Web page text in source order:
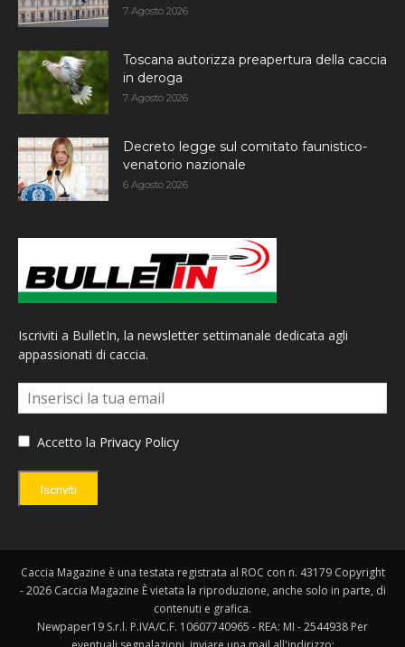
7 Agosto 2026
Toscana autorizza preapertura della caccia
in deroga
7 Agosto 2026
Decreto legge sul comitato faunistico-
venatorio nazionale
6 Agosto 2026
Iscriviti a BulletIn, la newsletter settimanale dedicata agli
appassionati di caccia.
Accetto la Privacy Policy
Iscriviti
Caccia Magazine è una testata registrata al ROC con n. 43179 Copyright
- 2026 Caccia Magazine È vietata la riproduzione, anche solo in parte, di
contenuti e grafica.
Newpaper19 S.r.l. P.IVA/C.F. 10607740965 - REA: MI - 2544938 Per